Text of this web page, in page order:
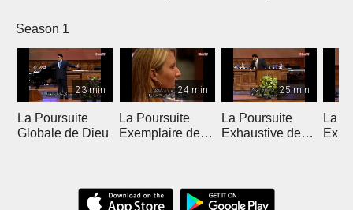
Season 1
23 min
La Poursuite
Globale de Dieu
24 min
La Poursuite
Exemplaire de
25 min
La Poursuite
Exhaustive de
La